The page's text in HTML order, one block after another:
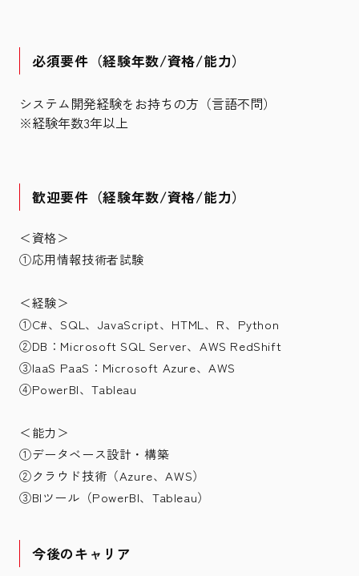
必須要件（経験年数/資格/能力）
システム開発経験をお持ちの方（言語不問）
※経験年数3年以上
歓迎要件（経験年数/資格/能力）
＜資格＞
①応用情報技術者試験
＜経験＞
①C#、SQL、JavaScript、HTML、R、Python
②DB：Microsoft SQL Server、AWS RedShift
③IaaS PaaS：Microsoft Azure、AWS
④PowerBI、Tableau
＜能力＞
①データベース設計・構築
②クラウド技術（Azure、AWS）
③BIツール（PowerBI、Tableau）
今後のキャリア